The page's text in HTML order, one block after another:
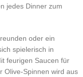
jedes Dinner zum
oder ein
spielerisch in
feurigen Saucen für
Olive-Spinnen wird aus